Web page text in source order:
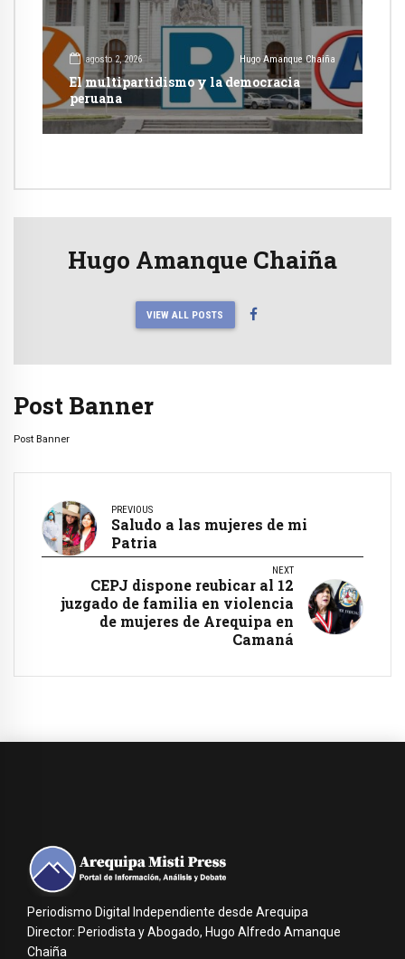
agosto 2, 2026 Hugo Amanque Chaiña
El multipartidismo y la democracia
peruana
Hugo Amanque Chaiña
VIEW ALL POSTS
Post Banner
Post Banner
PREVIOUS
Saludo a las mujeres de mi
Patria
NEXT
CEPJ dispone reubicar al 12
juzgado de familia en violencia
de mujeres de Arequipa en
Camaná
Periodismo Digital Independiente desde Arequipa
Director: Periodista y Abogado, Hugo Alfredo Amanque
Chaiña